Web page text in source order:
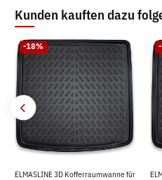
Kunden kauften dazu
-18%
ELMASLINE 3D Kofferraumwanne für